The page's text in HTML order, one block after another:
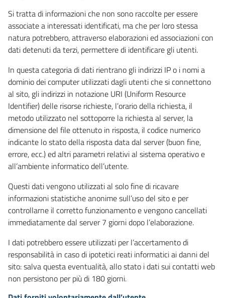
Si tratta di informazioni che non sono raccolte per essere
associate a interessati identificati, ma che per loro stessa
natura potrebbero, attraverso elaborazioni ed associazioni con
dati detenuti da terzi, permettere di identificare gli utenti.
In questa categoria di dati rientrano gli indirizzi IP o i nomi a
dominio dei computer utilizzati dagli utenti che si connettono
al sito, gli indirizzi in notazione URI (Uniform Resource
Identifier) delle risorse richieste, l’orario della richiesta, il
metodo utilizzato nel sottoporre la richiesta al server, la
dimensione del file ottenuto in risposta, il codice numerico
indicante lo stato della risposta data dal server (buon fine,
errore, ecc.) ed altri parametri relativi al sistema operativo e
all’ambiente informatico dell’utente.
Questi dati vengono utilizzati al solo fine di ricavare
informazioni statistiche anonime sull’uso del sito e per
controllarne il corretto funzionamento e vengono cancellati
immediatamente dal server 7 giorni dopo l’elaborazione.
I dati potrebbero essere utilizzati per l’accertamento di
responsabilità in caso di ipotetici reati informatici ai danni del
sito: salva questa eventualità, allo stato i dati sui contatti web
non persistono per più di 180 giorni.